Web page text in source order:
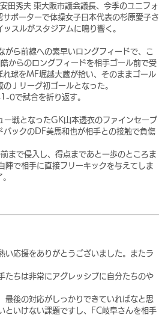
田秀夫 東大阪市議会議長、今季のユニフォ
ポーターで体操女子日本代表の杉原愛子さ
スルがスタジアムに鳴り響く。
ら前線への素早いロングフィードで、こ
からのロングフィードを相手ゴール前で受
球をMF堀越大蔵が拾い、そのままゴール
Ｊリーグ初ゴールとなった。
0で試合を折り返す。
ー戦となったGK山本透衣のファインセーブ
ックのDF美馬和也が相手との接触で負傷
まで侵入し、得点まであと一歩のところま
陣で相手に直接フリーキックを与えてしま
い応援をありがとうございました。またラ
たちは非常にアグレッシブに自分たちのや
最後の対応がしっかりできていればなと思
といけない課題ですし、FC岐阜さんを相手